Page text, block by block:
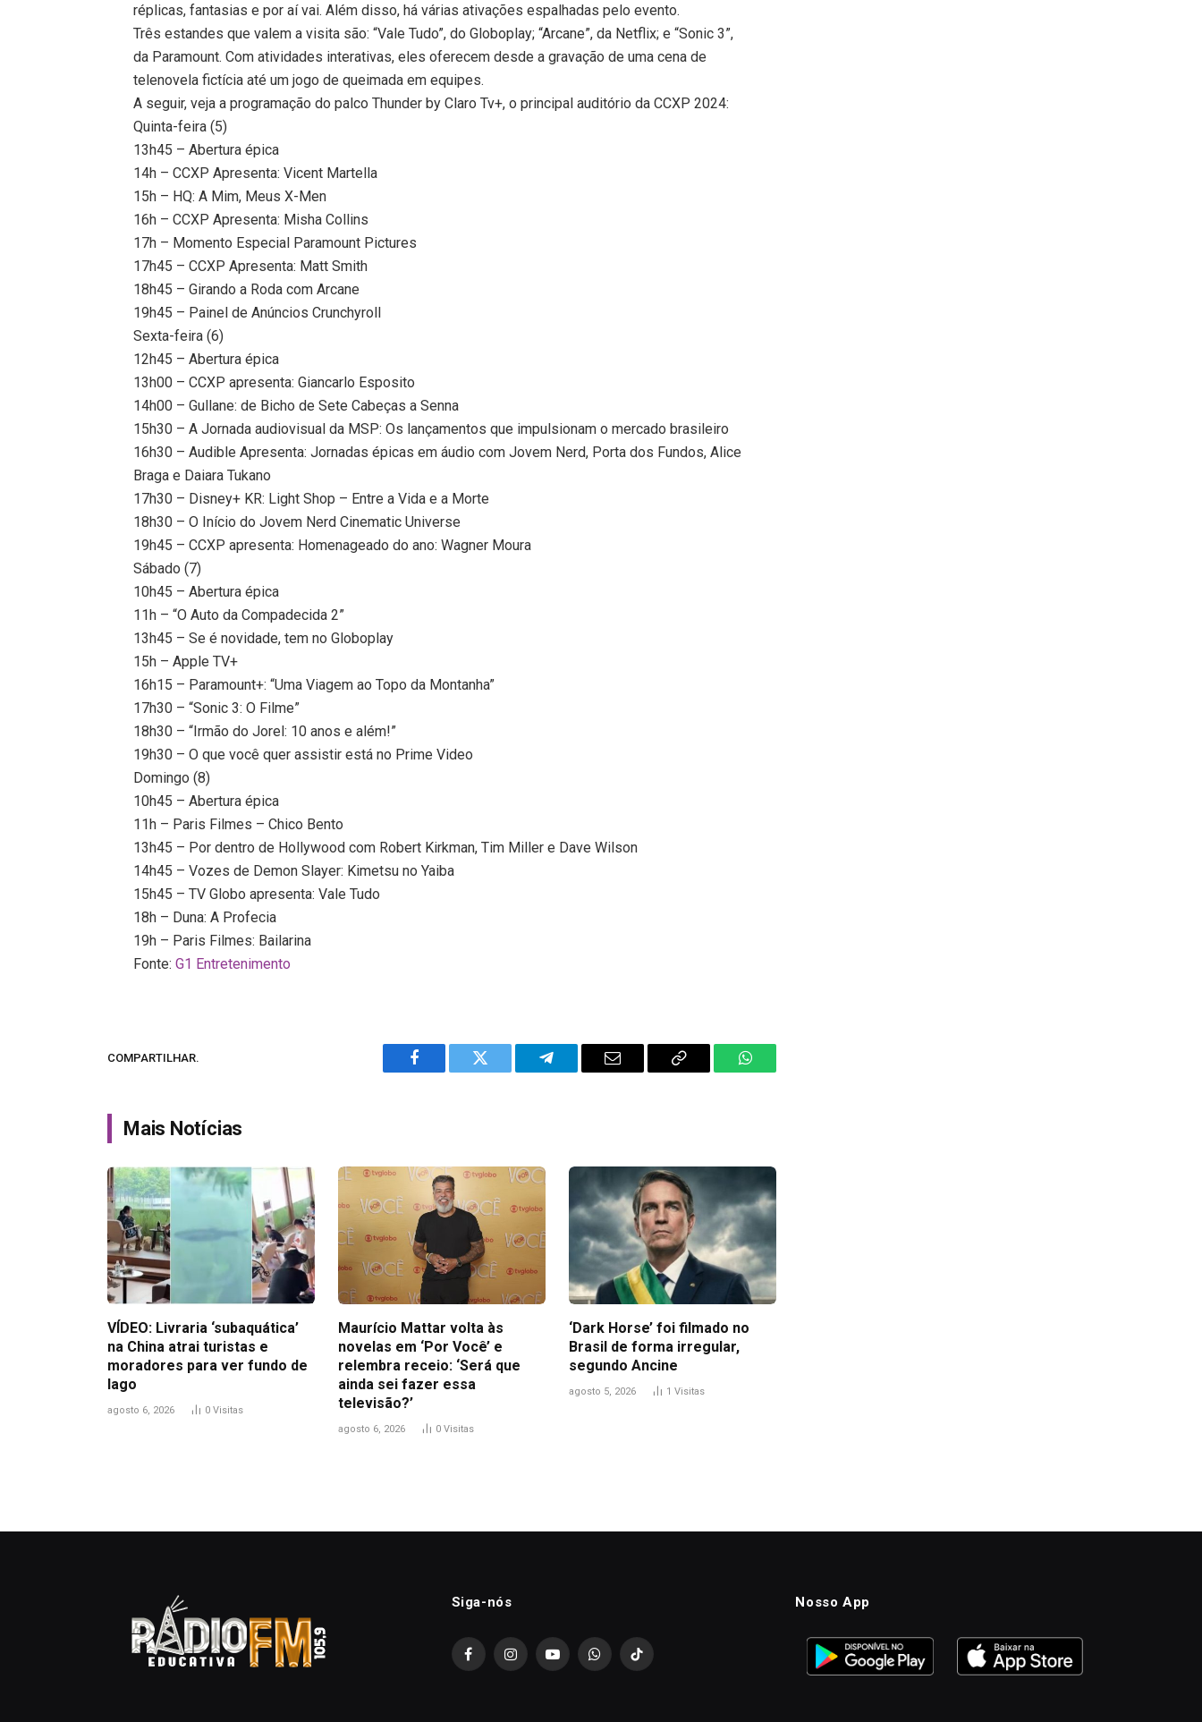
réplicas, fantasias e por aí vai. Além disso, há várias ativações espalhadas pelo evento.
Três estandes que valem a visita são: “Vale Tudo”, do Globoplay; “Arcane”, da Netflix; e “Sonic 3”,
da Paramount. Com atividades interativas, eles oferecem desde a gravação de uma cena de
telenovela fictícia até um jogo de queimada em equipes.
A seguir, veja a programação do palco Thunder by Claro Tv+, o principal auditório da CCXP 2024:
Quinta-feira (5)
13h45 – Abertura épica
14h – CCXP Apresenta: Vicent Martella
15h – HQ: A Mim, Meus X-Men
16h – CCXP Apresenta: Misha Collins
17h – Momento Especial Paramount Pictures
17h45 – CCXP Apresenta: Matt Smith
18h45 – Girando a Roda com Arcane
19h45 – Painel de Anúncios Crunchyroll
Sexta-feira (6)
12h45 – Abertura épica
13h00 – CCXP apresenta: Giancarlo Esposito
14h00 – Gullane: de Bicho de Sete Cabeças a Senna
15h30 – A Jornada audiovisual da MSP: Os lançamentos que impulsionam o mercado brasileiro
16h30 – Audible Apresenta: Jornadas épicas em áudio com Jovem Nerd, Porta dos Fundos, Alice
Braga e Daiara Tukano
17h30 – Disney+ KR: Light Shop – Entre a Vida e a Morte
18h30 – O Início do Jovem Nerd Cinematic Universe
19h45 – CCXP apresenta: Homenageado do ano: Wagner Moura
Sábado (7)
10h45 – Abertura épica
11h – “O Auto da Compadecida 2”
13h45 – Se é novidade, tem no Globoplay
15h – Apple TV+
16h15 – Paramount+: “Uma Viagem ao Topo da Montanha”
17h30 – “Sonic 3: O Filme”
18h30 – “Irmão do Jorel: 10 anos e além!”
19h30 – O que você quer assistir está no Prime Video
Domingo (8)
10h45 – Abertura épica
11h – Paris Filmes – Chico Bento
13h45 – Por dentro de Hollywood com Robert Kirkman, Tim Miller e Dave Wilson
14h45 – Vozes de Demon Slayer: Kimetsu no Yaiba
15h45 – TV Globo apresenta: Vale Tudo
18h – Duna: A Profecia
19h – Paris Filmes: Bailarina
Fonte:G1 Entretenimento
COMPARTILHAR.
Facebook Twitter Telegram Email
Copy
WhatsApp
Mais Notícias
VÍDEO: Livraria ‘subaquática’
na China atrai turistas e
moradores para ver fundo de
lago
agosto 6, 2026 0 Visitas
Maurício Mattar volta às
novelas em ‘Por Você’ e
relembra receio: ‘Será que
ainda sei fazer essa
televisão?’
agosto 6, 2026 0 Visitas
‘Dark Horse’ foi filmado no
Brasil de forma irregular,
segundo Ancine
agosto 5, 2026 1 Visitas
Siga-nós
FacebookInstagramYouTubeWhatsAppTikTok
Nosso App